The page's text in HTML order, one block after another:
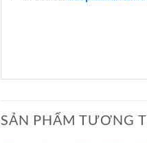
SẢN PHẨM TƯƠNG